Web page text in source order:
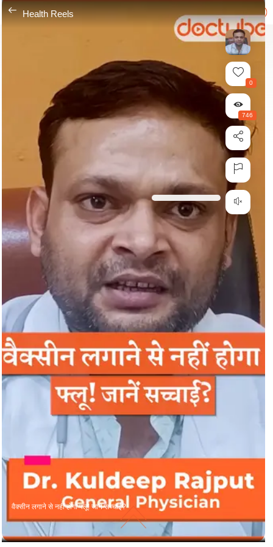
Health Reels
वैक्सीन लगाने से नहीं होगा फ्लू! जानें सच्चाई?
0
746